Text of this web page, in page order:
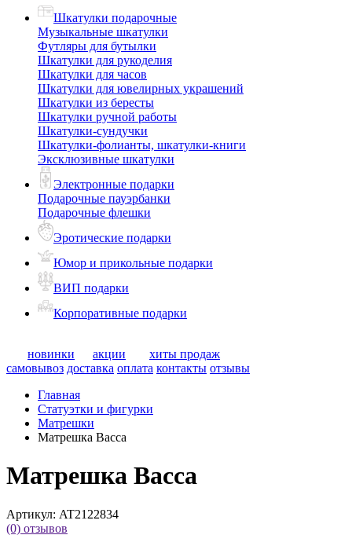
Шкатулки подарочные
Музыкальные шкатулки
Футляры для бутылки
Шкатулки для рукоделия
Шкатулки для часов
Шкатулки для ювелирных украшений
Шкатулки из бересты
Шкатулки ручной работы
Шкатулки-сундучки
Шкатулки-фолианты, шкатулки-книги
Эксклюзивные шкатулки
Электронные подарки
Подарочные пауэрбанки
Подарочные флешки
Эротические подарки
Юмор и прикольные подарки
ВИП подарки
Корпоративные подарки
новинки акции
хиты продаж
самовывоз доставка оплата контакты отзывы
Главная
Статуэтки и фигурки
Матрешки
Матрешка Васса
Матрешка Васса
Артикул: AT2122834
(0) отзывов